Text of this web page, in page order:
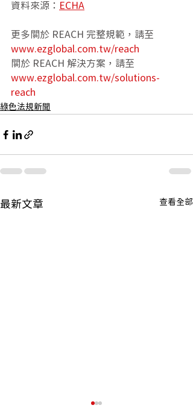
資料來源： ECHA
更多關於 REACH 完整規範，請至
www.ezglobal.com.tw/reach
關於 REACH 解決方案，請至
www.ezglobal.com.tw/solutions-
reach
綠色法規新聞
最新文章 查看全部